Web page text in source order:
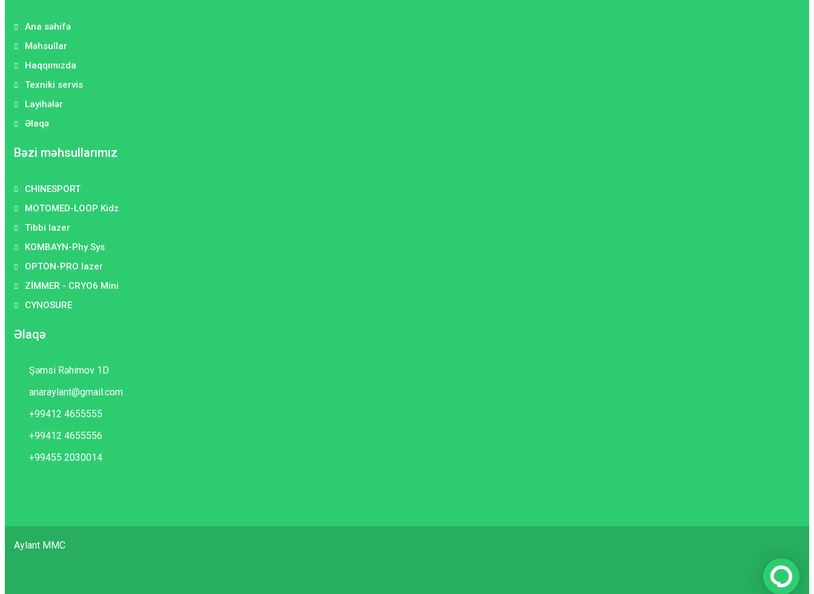
Ana səhifə
Məhsullar
Haqqımızda
Texniki servis
Layihələr
Əlaqə
Bəzi məhsullarımız
CHINESPORT
MOTOMED-LOOP Kidz
Tibbi lazer
KOMBAYN-Phy Sys
OPTON-PRO lazer
ZİMMER - CRYO6 Mini
CYNOSURE
Əlaqə
Şəmsi Rəhimov 1D
anaraylant@gmail.com
+99412 4655555
+99412 4655556
+99455 2030014
Aylant MMC